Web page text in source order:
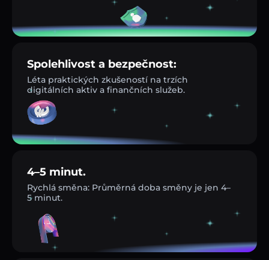
Spolehlivost a bezpečnost:
Léta praktických zkušeností na trzích
digitálních aktiv a finančních služeb.
4–5 minut.
Rychlá směna: Průměrná doba směny je jen 4–
5 minut.